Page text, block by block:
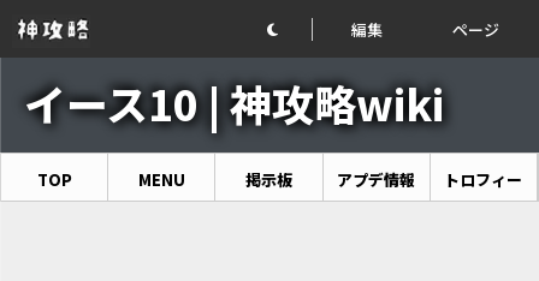
編集 ページ
イース10 | 神攻略wiki
TOP MENU 掲示板 アプデ情報 トロフィー